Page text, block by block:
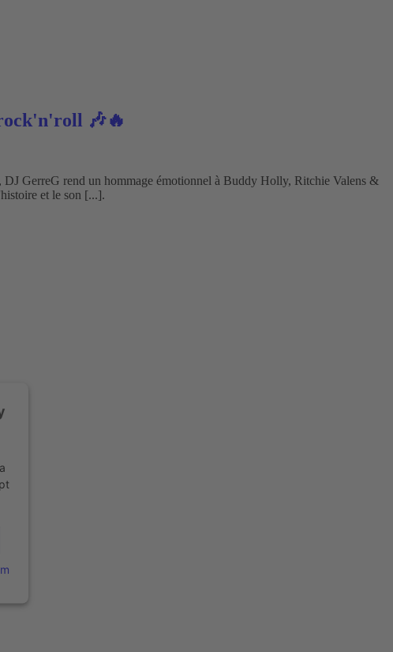
🎶🔥
GerreG rend un hommage émotionnel à Buddy Holly, Ritchie Valens &
et le son [...].